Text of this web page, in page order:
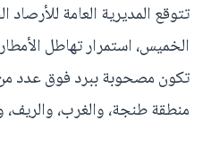
تتوقع المديرية العامة للأرصاد
الخميس، استمرار تهاطل
تكون مصحوبة ببرد فوق عدد من
منطقة طنجة، والغرب،